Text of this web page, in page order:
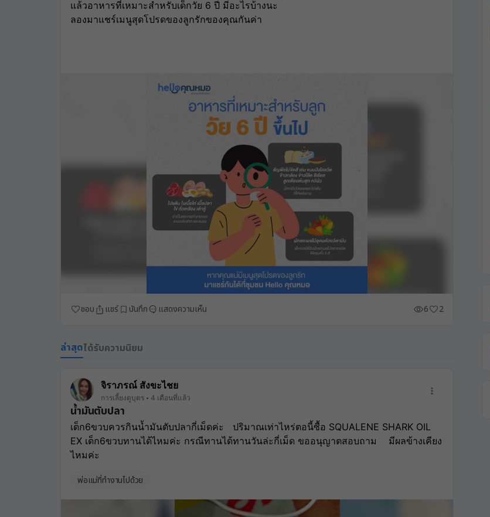
แล้วอาหารที่เหมาะสำหรับเด็กวัย 6 ปี มีอะไรบ้างนะ
ลองมาแชร์เมนูสุดโปรดของลูกรักของคุณกันค่า
ชอบ แชร์ บันทึก แสดงความเห็น 6 2
ล่าสุดได้รับความนิยม
จิราภรณ์ สังขะไชย
การเลี้ยงดูบุตร 4 เดือนที่แล้ว
น้ำมันตับปลา
เด็ก6ขวบควรกินน้ำมันตับปลากี่เม็ดค่ะ   ปริมาณเท่าไหร่ตอนี้ซื้อ SQUALENE SHARK OIL
EX เด็ก6ขวบทานได้ไหมค่ะ กรณีทานได้ทานวันล่ะกี่เม็ด ขออนุญาตสอบถาม    มีผลข้างเคียง
ไหมค่ะ
พ่อแม่ที่ทำงานไปด้วย